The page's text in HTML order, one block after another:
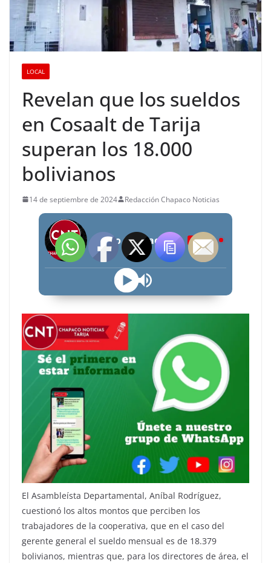
LOCAL
Revelan que los sueldos
en Cosaalt de Tarija
superan los 18.000
bolivianos
14 de septiembre de 2024 Redacción Chapaco Noticias
Radio Chapaco Noticias Las 24 horas en vivo LIVE
El Asambleísta Departamental, Aníbal Rodríguez,
cuestionó los altos montos que perciben los
trabajadores de la cooperativa, que en el caso del
gerente general el sueldo mensual es de 18.379
bolivianos, mientras que, para los directores de área, el